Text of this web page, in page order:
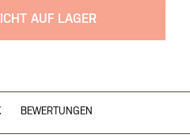
AUF LAGER
BEWERTUNGEN